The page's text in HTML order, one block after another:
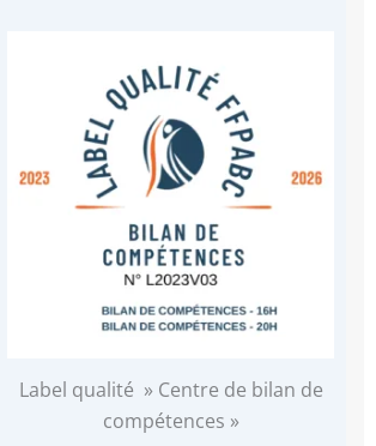
Label qualité » Centre de bilan de
compétences »